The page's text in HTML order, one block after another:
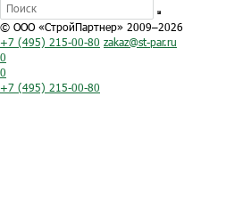
© ООО «СтройПартнер» 2009–2026
+7 (495) 215-00-80 zakaz@st-par.ru
0
0
+7 (495) 215-00-80